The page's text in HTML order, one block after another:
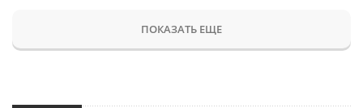
ПОКАЗАТЬ ЕЩЕ